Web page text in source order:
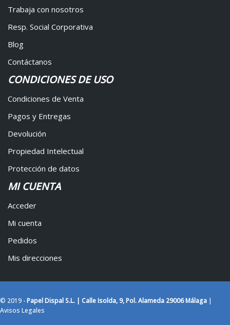
Trabaja con nosotros
Resp. Social Corporativa
Blog
Contáctanos
CONDICIONES DE USO
Condiciones de Venta
Pagos y Entregas
Devolución
Propiedad Intelectual
Protección de datos
MI CUENTA
Acceder
Mi cuenta
Pedidos
Mis direcciones
© 2019 -Papel Dispal S.L. | Calle Isolda, 9, Pol. Alameda 29006 Málaga
Avisos Legales